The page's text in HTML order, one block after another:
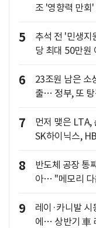
조 '영향력 만회
5
추석 전 '민생
당 최대 50만원
6
23조원 남은 소
출… 정부, 또
7
먼저 맺은
SK하이닉스,
8
반도체 공장 통
아… "메모리 다
9
레이·카니발 시
에… 상반기 車